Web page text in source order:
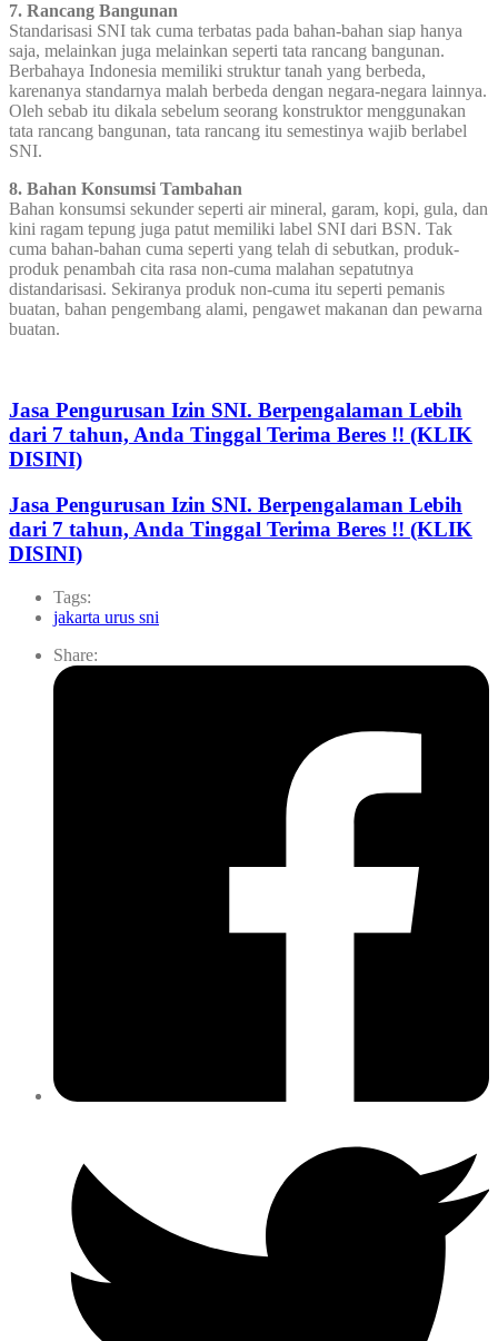
7. Rancang Bangunan
Standarisasi SNI tak cuma terbatas pada bahan-bahan siap hanya
saja, melainkan juga melainkan seperti tata rancang bangunan.
Berbahaya Indonesia memiliki struktur tanah yang berbeda,
karenanya standarnya malah berbeda dengan negara-negara lainnya.
Oleh sebab itu dikala sebelum seorang konstruktor menggunakan
tata rancang bangunan, tata rancang itu semestinya wajib berlabel
SNI.
8. Bahan Konsumsi Tambahan
Bahan konsumsi sekunder seperti air mineral, garam, kopi, gula, dan
kini ragam tepung juga patut memiliki label SNI dari BSN. Tak
cuma bahan-bahan cuma seperti yang telah di sebutkan, produk-
produk penambah cita rasa non-cuma malahan sepatutnya
distandarisasi. Sekiranya produk non-cuma itu seperti pemanis
buatan, bahan pengembang alami, pengawet makanan dan pewarna
buatan.
Jasa Pengurusan Izin SNI. Berpengalaman Lebih
dari 7 tahun, Anda Tinggal Terima Beres !! (KLIK
DISINI)
Jasa Pengurusan Izin SNI. Berpengalaman Lebih
dari 7 tahun, Anda Tinggal Terima Beres !! (KLIK
DISINI)
Tags:
jakarta urus sni
Share: